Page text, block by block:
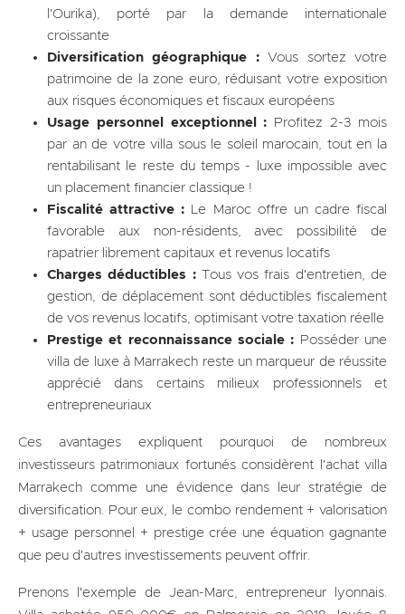
l'Ourika), porté par la demande internationale
croissante
Diversification géographique :Vous sortez votre
patrimoine de la zone euro, réduisant votre exposition
aux risques économiques et fiscaux européens
Usage personnel exceptionnel : Profitez 2-3 mois
par an de votre villa sous le soleil marocain, tout en la
rentabilisant le reste du temps - luxe impossible avec
un placement financier classique !
Fiscalité attractive : Le Maroc offre un cadre fiscal
favorable aux non-résidents, avec possibilité de
rapatrier librement capitaux et revenus locatifs
Charges déductibles :Tous vos frais d'entretien, de
gestion, de déplacement sont déductibles fiscalement
de vos revenus locatifs, optimisant votre taxation réelle
Prestige et reconnaissance sociale : Posséder une
villa de luxe à Marrakech reste un marqueur de réussite
apprécié dans certains milieux professionnels et
entrepreneuriaux
Ces avantages expliquent pourquoi de nombreux
investisseurs patrimoniaux fortunés considèrent l'achat villa
Marrakech comme une évidence dans leur stratégie de
diversification. Pour eux, le combo rendement + valorisation
+ usage personnel + prestige crée une équation gagnante
que peu d'autres investissements peuvent offrir.
Prenons l'exemple de Jean-Marc, entrepreneur lyonnais.